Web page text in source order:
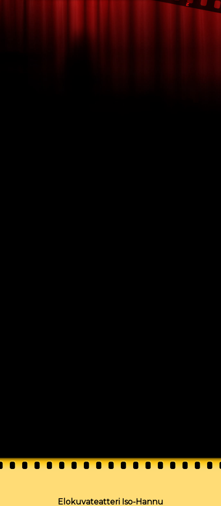
Elokuvateatteri Iso-Hannu